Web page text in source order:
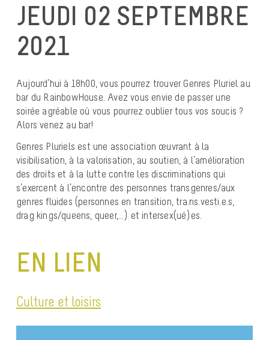
JEUDI 02 SEPTEMBRE
2021
Aujourd’hui à 18h00, vous pourrez trouver Genres Pluriel au
bar du RainbowHouse. Avez vous envie de passer une
soirée agréable où vous pourrez oublier tous vos soucis ?
Alors venez au bar!
Genres Pluriels est une association œuvrant à la
visibilisation, à la valorisation, au soutien, à l’amélioration
des droits et à la lutte contre les discriminations qui
s’exercent à l’encontre des personnes transgenres/aux
genres fluides (personnes en transition, tra.ns.vesti.e.s,
drag kings/queens, queer,…) et intersex(ué)es.
EN LIEN
Culture et loisirs